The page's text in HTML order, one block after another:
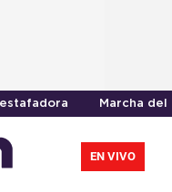
Marcha del
EN VIVO